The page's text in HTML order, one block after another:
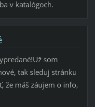
v katalógoch.
som
tak sleduj stránku
že máš záujem o info,